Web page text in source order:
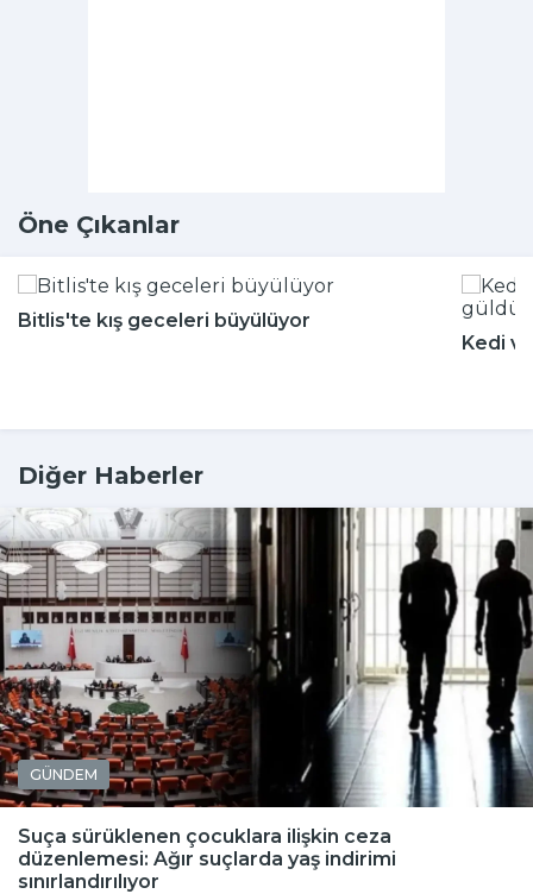
Öne Çıkanlar
Bitlis'te kış geceleri büyülüyor
Kedi
Diğer Haberler
GÜNDEM
Suça sürüklenen çocuklara ilişkin ceza
düzenlemesi: Ağır suçlarda yaş indirimi
sınırlandırılıyor